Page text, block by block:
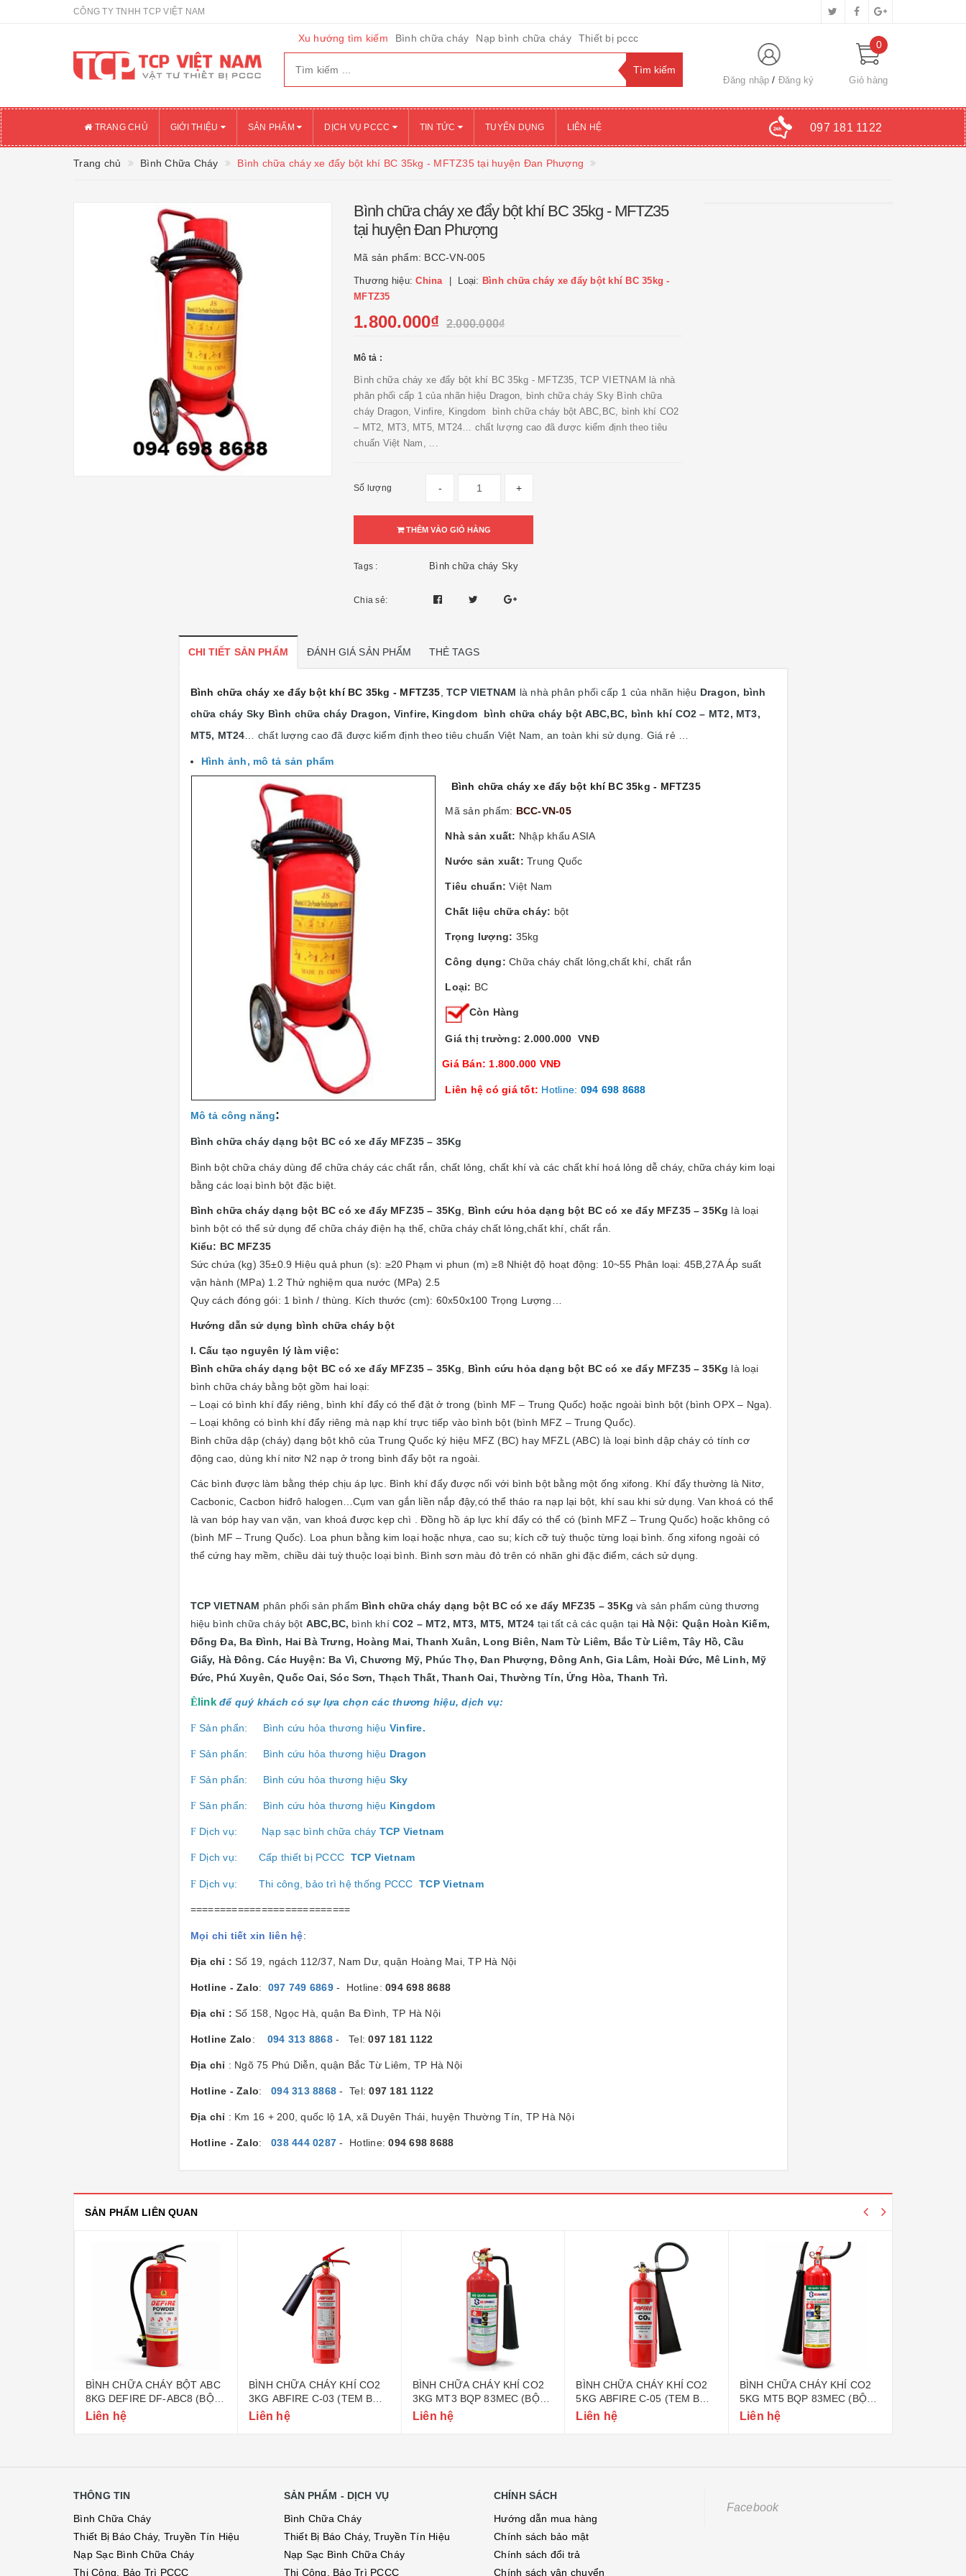
CÔNG TY TNHH TCP VIỆT NAM
Xu hướng tìm kiếm Bình chữa cháy Nạp bình chữa cháy Thiết bị pccc
Đăng nhập Đăng ký
0
Giỏ hàng
TRANG CHỦ GIỚI THIỆU SẢN PHẨM DỊCH VỤ PCCC TIN TỨC TUYỂN DỤNG LIÊN HỆ 097 181 1122
Trang chủ Bình Chữa Cháy Bình chữa cháy xe đẩy bột khí BC 35kg - MFTZ35 tại huyện Đan Phượng
Bình chữa cháy xe đẩy bột khí BC 35kg - MFTZ35
tại huyện Đan Phượng
Mã sản phẩm: BCC-VN-005
Thương hiệu:China Loại: Bình chữa cháy xe đẩy bột khí BC 35kg -
MFTZ35
1.800.000₫ 2.000.000₫
Mô tả :
Bình chữa cháy xe đẩy bột khí BC 35kg - MFTZ35, TCP VIETNAM là nhà
phân phối cấp 1 của nhãn hiệu Dragon, bình chữa cháy Sky Bình chữa
cháy Dragon, Vinfire, Kingdom bình chữa cháy bột ABC,BC, bình khí CO2
– MT2, MT3, MT5, MT24… chất lượng cao đã được kiểm định theo tiêu
chuẩn Việt Nam, ...
Số lượng - +
THÊM VÀO GIỎ HÀNG
Tags : Bình chữa cháy Sky
Chia sẻ:
CHI TIẾT SẢN PHẨM ĐÁNH GIÁ SẢN PHẨM THẺ TAGS
Bình chữa cháy xe đẩy bột khí BC 35kg - MFTZ35 ,TCP VIETNAM là nhà phân phối cấp 1 của nhãn hiệu Dragon, bình
chữa cháy Sky Bình chữa cháy Dragon, Vinfire, Kingdom bình chữa cháy bột ABC,BC, bình khí CO2 – MT2, MT3,
MT5, MT24 … chất lượng cao đã được kiểm định theo tiêu chuẩn Việt Nam, an toàn khi sử dụng. Giá rẻ …
Hình ảnh, mô tả sản phẩm
Bình chữa cháy xe đẩy bột khí BC 35kg - MFTZ35
Mã sản phẩm: BCC-VN-05
Nhà sản xuất: Nhập khẩu ASIA
Nước sản xuất: Trung Quốc
Tiêu chuẩn: Việt Nam
Chất liệu chữa cháy: bột
Trọng lượng: 35kg
Công dụng: Chữa cháy chất lỏng,chất khí, chất rắn
Loại: BC
Còn Hàng
Giá thị trường: 2.000.000 VNĐ
Giá Bán: 1.800.000 VNĐ
Liên hệ có giá tốt: Hotline: 094 698 8688
Mô tả công năng:
Bình chữa cháy dạng bột BC có xe đẩy MFZ35 – 35Kg
Bình bột chữa cháy dùng để chữa cháy các chất rắn, chất lỏng, chất khí và các chất khí hoá lỏng dễ cháy, chữa cháy kim loại
bằng các loại bình bột đặc biệt.
Bình chữa cháy dạng bột BC có xe đẩy MFZ35 – 35Kg Bình cứu hỏa dạng bột BC có xe đẩy MFZ35 – 35Kg là loại
bình bột có thể sử dụng để chữa cháy điện hạ thế, chữa cháy chất lỏng,chất khí, chất rắn.
Kiểu: BC MFZ35
Sức chứa (kg) 35±0.9 Hiệu quả phun (s): ≥20 Phạm vi phun (m) ≥8 Nhiệt độ hoạt động: 10~55 Phân loại: 45B,27A Áp suất
vận hành (MPa) 1.2 Thử nghiệm qua nước (MPa) 2.5
Quy cách đóng gói: 1 bình / thùng. Kích thước (cm): 60x50x100 Trọng Lượng…
Hướng dẫn sử dụng bình chữa cháy bột
I. Cấu tạo nguyên lý làm việc:
Bình chữa cháy dạng bột BC có xe đẩy MFZ35 – 35Kg
Bình cứu hỏa dạng bột BC có xe đẩy MFZ35 – 35Kg là loại
bình chữa cháy bằng bột gồm hai loại:
– Loại có bình khí đẩy riêng, bình khí đẩy có thể đặt ở trong (bình MF – Trung Quốc) hoặc ngoài bình bột (bình OPX – Nga).
– Loại không có bình khí đẩy riêng mà nạp khí trực tiếp vào bình bột (bình MFZ – Trung Quốc).
Bình chữa dập (cháy) dạng bột khô của Trung Quốc ký hiệu MFZ (BC) hay MFZL (ABC) là loại bình dập cháy có tính cơ
động cao, dùng khí nitơ N2 nạp ở trong bình đẩy bột ra ngoài.
Các bình được làm bằng thép chịu áp lực. Bình khí đẩy được nối với bình bột bằng một ống xifong. Khí đẩy thường là Nitơ,
Cacbonic, Cacbon hiđrô halogen…Cụm van gắn liền nắp đậy,có thể tháo ra nạp lại bột, khí sau khi sử dụng. Van khoá có thể
là van bóp hay van vặn, van khoá được kẹp chì . Đồng hồ áp lực khí đẩy có thể có (bình MFZ – Trung Quốc) hoặc không có
(bình MF – Trung Quốc). Loa phun bằng kim loại hoặc nhựa, cao su; kích cỡ tuỳ thuộc từng loại bình. ống xifong ngoài có
thể cứng hay mềm, chiều dài tuỳ thuộc loại bình. Bình sơn màu đỏ trên có nhãn ghi đặc điểm, cách sử dụng.
TCP VIETNAM phân phối sản phẩm Bình chữa cháy dạng bột BC có xe đẩy MFZ35 – 35Kg và sản phẩm cùng thương
hiệu bình chữa cháy bột ABC,BC, bình khí CO2 – MT2, MT3, MT5, MT24 tạitất cả các quận tại Hà Nội: Quận Hoàn Kiếm,
Đống Đa, Ba Đình, Hai Bà Trưng, Hoàng Mai, Thanh Xuân, Long Biên, Nam Từ Liêm, Bắc Từ Liêm, Tây Hồ, Cầu
Giấy, Hà Đông. Các Huyện: Ba Vì, Chương Mỹ, Phúc Thọ, Đan Phượng, Đông Anh, Gia Lâm, Hoài Đức, Mê Linh, Mỹ
Đức, Phú Xuyên, Quốc Oai, Sóc Sơn, Thạch Thất, Thanh Oai, Thường Tín, Ứng Hòa, Thanh Trì.
Êlink để quý khách có sự lựa chọn các thương hiệu, dịch vụ:
FSản phẩn: Bình cứu hỏa thương hiệu Vinfire.
FSản phẩn: Bình cứu hỏa thương hiệu Dragon
FSản phẩn: Bình cứu hỏa thương hiệu Sky
FSản phẩn: Bình cứu hỏa thương hiệu Kingdom
FDịch vụ: Nạp sạc bình chữa cháy TCP Vietnam
FDịch vụ: Cấp thiết bị PCCC TCP Vietnam
FDịch vụ: Thi công, bảo trì hệ thống PCCC TCP Vietnam
===========================
Mọi chi tiết xin liên hệ:
Địa chỉ : Số 19, ngách 112/37, Nam Dư, quận Hoàng Mai, TP Hà Nội
Hotline - Zalo: 097 749 6869 - Hotline: 094 698 8688
Địa chỉ : Số 158, Ngọc Hà, quận Ba Đình, TP Hà Nội
Hotline Zalo: 094 313 8868 - Tel:097 181 1122
Địa chỉ : Ngõ 75 Phú Diễn, quận Bắc Từ Liêm, TP Hà Nội
Hotline - Zalo: 094 313 8868 - Tel:097 181 1122
Địa chỉ : Km 16 + 200, quốc lộ 1A, xã Duyên Thái, huyện Thường Tín, TP Hà Nội
Hotline - Zalo: 038 444 0287 - Hotline:094 698 8688
SẢN PHẨM LIÊN QUAN
BÌNH CHỮA CHÁY BỘT ABC
8KG DEFIRE DF-ABC8 (BỘ
CÔNG AN)
Liên hệ
BÌNH CHỮA CHÁY KHÍ CO2
3KG ABFIRE C-03 (TEM BỘ
CÔNG AN)
Liên hệ
BÌNH CHỮA CHÁY KHÍ CO2
3KG MT3 BQP 83MEC (BỘ
QUỐC PHÒNG)
Liên hệ
BÌNH CHỮA CHÁY KHÍ CO2
5KG ABFIRE C-05 (TEM BỘ
CÔNG AN)
Liên hệ
BÌNH CHỮA CHÁY KHÍ CO2
5KG MT5 BQP 83MEC (BỘ
QUỐC PHÒNG)
Liên hệ
THÔNG TIN
Bình Chữa Cháy
Thiết Bị Báo Cháy, Truyền Tín Hiệu
Nạp Sạc Bình Chữa Cháy
Thi Công, Bảo Trì PCCC
SẢN PHẨM - DỊCH VỤ
Bình Chữa Cháy
Thiết Bị Báo Cháy, Truyền Tín Hiệu
Nạp Sạc Bình Chữa Cháy
Thi Công, Bảo Trì PCCC
CHÍNH SÁCH
Hướng dẫn mua hàng
Chính sách bảo mật
Chính sách đổi trả
Chính sách vận chuyển
Facebook